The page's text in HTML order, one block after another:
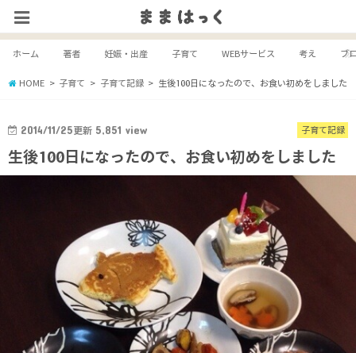
ホーム 著者 妊娠・出産 子育て WEBサービス 考え ブ
HOME 子育て 子育て記録 生後100日になったので、お食い初めをしました
子育て記録
2014/11/25更新 5,851 view
生後100日になったので、お食い初めをしました